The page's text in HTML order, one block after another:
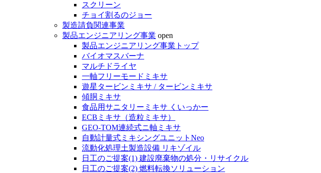
スクリーン
チョイ割るのジョー
製造請負関連事業
製品エンジニアリング事業 open
製品エンジニアリング事業トップ
バイオマスバーナ
マルチドライヤ
一軸フリーモードミキサ
遊星タービンミキサ / タービンミキサ
傾胴ミキサ
食品用サニタリーミキサ くいっかー
ECBミキサ（造粒ミキサ）
GEO-TOM連続式ニ軸ミキサ
自動計量式ミキシングユニットNeo
流動化処理土製造設備 リキゾイル
日工のご提案(1) 建設廃棄物の処分・リサイクル
日工のご提案(2) 燃料転換ソリューション